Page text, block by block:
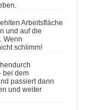
und auf die
Wenn
schlimm!
bei dem
passiert dann
und weiter